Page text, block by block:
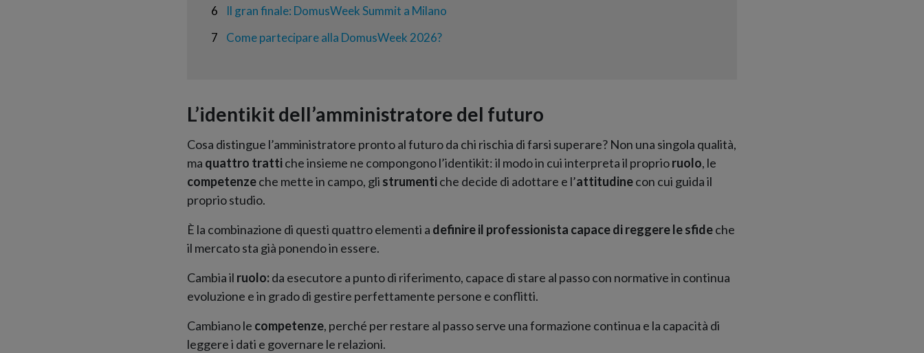
6
Il gran finale: DomusWeek Summit a Milano
7
Come partecipare alla DomusWeek 2026?
L’identikit dell’amministratore del futuro
Cosa distingue l’amministratore pronto al futuro da chi rischia di farsi superare? Non una singola qualità,
ma quattro trattiche insieme ne compongono l’identikit: il modo in cui interpreta il proprioruolo, le
competenzeche mette in campo, gli strumentiche decide di adottare e l’attitudinecon cui guida il
proprio studio.
È la combinazione di questi quattro elementi a definire il professionista capace di reggere le sfideche
il mercato sta già ponendo in essere.
Cambia il ruolo:da esecutore a punto di riferimento, capace di stare al passo con normative in continua
evoluzione e in grado di gestire perfettamente persone e conflitti.
Cambiano le competenze, perché per restare al passo serve una formazione continua e la capacità di
leggere i dati e governare le relazioni.